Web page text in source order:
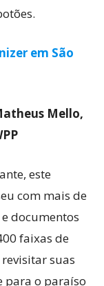
em São
Mello,
este
com mais de
documentos
faixas de
suas
para o paraíso